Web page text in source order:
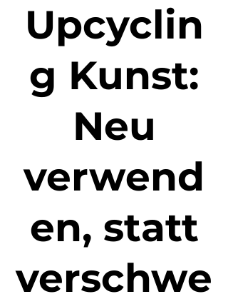
Upcyclin
g Kunst:
Neu
verwend
en, statt
verschwe